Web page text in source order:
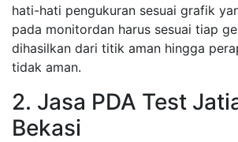
hati-hati pengukuran sesuai grafik
pada monitordan harus sesuai tiap
dihasilkan dari titik aman hingga
tidak aman.
2. Jasa PDA Test
Bekasi